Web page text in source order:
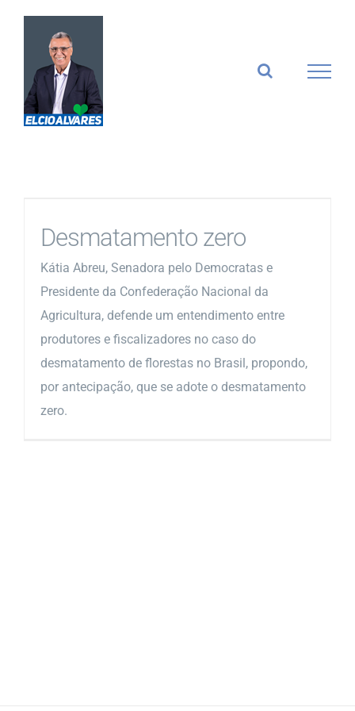
conteúdo
Desmatamento zero
Kátia Abreu, Senadora pelo Democratas e
Presidente da Confederação Nacional da
Agricultura, defende um entendimento entre
produtores e fiscalizadores no caso do
desmatamento de florestas no Brasil, propondo,
por antecipação, que se adote o desmatamento
zero.